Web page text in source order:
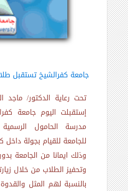
جامعة كفرالشيخ تستقبل
تحت رعاية الدكتور/ ماجد
إستقبلت اليوم جامعة
مدرسة الحامول
للجامعة للقيام بجولة داخل
وذلك ايمانا من الجامعة
وتحفيز الطلاب من خلال
بالنسبة لهم المثل